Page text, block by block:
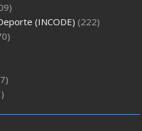
(INCODE) (222)